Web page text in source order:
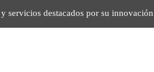
servicios destacados por su innovación